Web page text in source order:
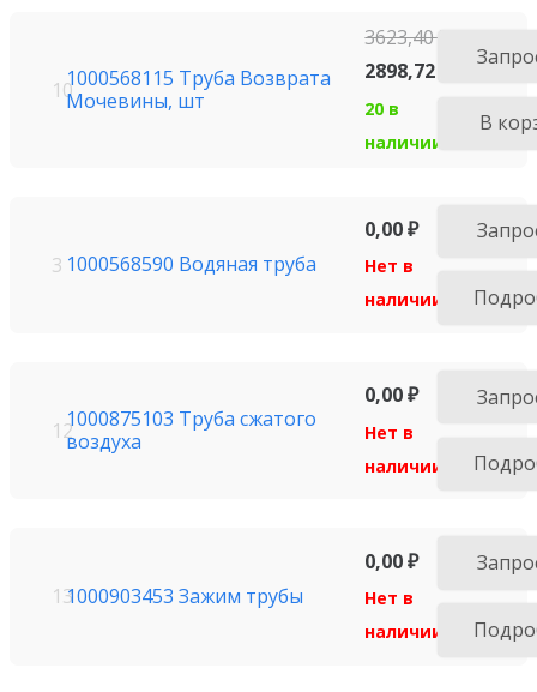
101000568115 Труба Возврата
Мочевины, шт
3623,40₽
2898,72
20 в
наличии
В
3 1000568590 Водяная труба
0,00₽
Нет в
наличии
121000875103 Труба сжатого
воздуха
0,00₽
Нет в
наличии
131000903453 Зажим трубы
0,00₽
Нет в
наличии